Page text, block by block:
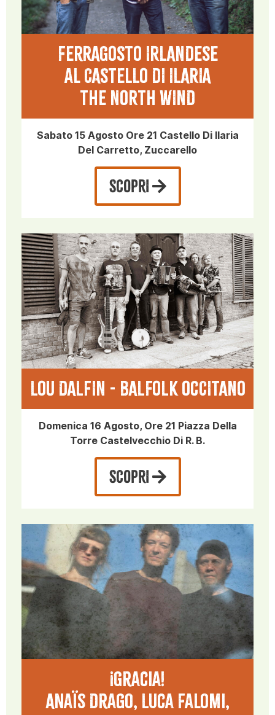
FERRAGOSTO IRLANDESE
al CASTELLO DI ILARIA
THE NORTH WIND
Sabato 15 Agosto Ore 21 Castello Di Ilaria
Del Carretto, Zuccarello
SCOPRI
LOU DALFIN - BALFOLK OCCITANO
Domenica 16 Agosto, Ore 21 Piazza Della
Torre Castelvecchio Di R. B.
SCOPRI
¡Gracia!
Anaïs Drago, Luca Falomi,